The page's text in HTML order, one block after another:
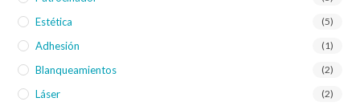
Estética (5)
Adhesión (1)
Blanqueamientos (2)
Láser (2)